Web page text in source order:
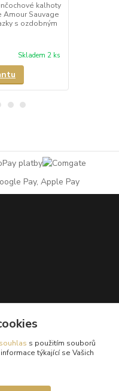
kalhoty
Amour Sauvage
s ozdobným
Skladem 2 ks
souhlas s použitím souborů
týkající se Vašich